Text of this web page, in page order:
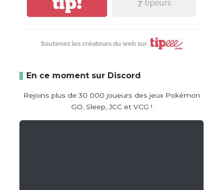
7 tipeurs
Soutenez les créateurs du web sur
En ce moment sur Discord
Rejoins plus de 30 000 joueurs des jeux Pokémon
GO, Sleep, JCC et VCG !